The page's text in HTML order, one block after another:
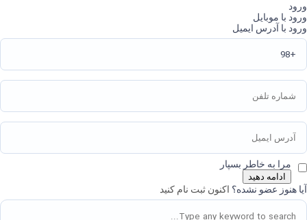
ورود
ورود با موبایل
ورود با آدرس ایمیل
مرا به خاطر بسپار
ادامه دهید
آیا هنوز عضو نشده؟ اکنون ثبت نام کنید